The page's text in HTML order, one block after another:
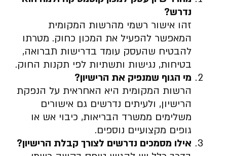
נדרש?
זהו אישור רשמי מהרשות המקומית
המאפשר להפעיל את המכון כחוק. מטרתו
להבטיח שהעסק עומד בדרישות תברואה,
בטיחות, נגישות ותשתיות לפי תקנות החוק.
מי הגוף שמנפיק את הרישיון?
הרשות המקומית היא האחראית על הנפקת
הרישיון, ולעיתים נדרשים גם אישורים
משלימים ממשרד הבריאות, כיבוי אש או
גופים מקצועיים נוספים.
אילו מסמכים נדרשים לצורך קבלת הרישיון?